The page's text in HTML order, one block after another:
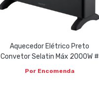
Aquecedor Elétrico Preto
Convetor Selatin Máx 2000W #
Por Encomenda